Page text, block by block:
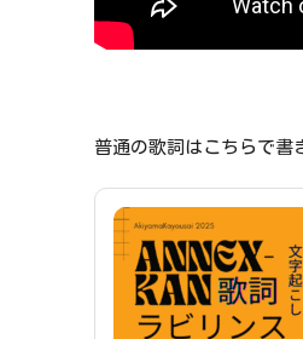
普通の歌詞はこちらで